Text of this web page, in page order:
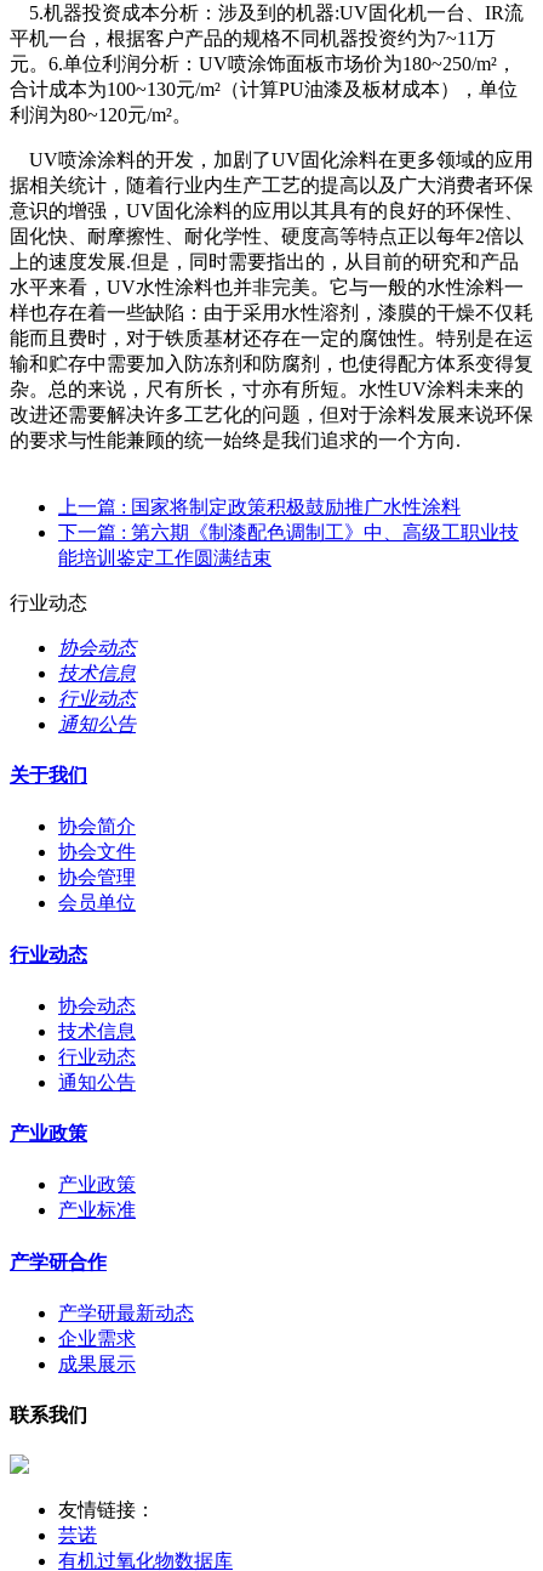
5.机器投资成本分析：涉及到的机器:UV固化机一台、IR流
平机一台，根据客户产品的规格不同机器投资约为7~11万
元。6.单位利润分析：UV喷涂饰面板市场价为180~250/m²，
合计成本为100~130元/m²（计算PU油漆及板材成本），单位
利润为80~120元/m²。
UV喷涂涂料的开发，加剧了UV固化涂料在更多领域的应用
据相关统计，随着行业内生产工艺的提高以及广大消费者环保
意识的增强，UV固化涂料的应用以其具有的良好的环保性、
固化快、耐摩擦性、耐化学性、硬度高等特点正以每年2倍以
上的速度发展.但是，同时需要指出的，从目前的研究和产品
水平来看，UV水性涂料也并非完美。它与一般的水性涂料一
样也存在着一些缺陷：由于采用水性溶剂，漆膜的干燥不仅耗
能而且费时，对于铁质基材还存在一定的腐蚀性。特别是在运
输和贮存中需要加入防冻剂和防腐剂，也使得配方体系变得复
杂。总的来说，尺有所长，寸亦有所短。水性UV涂料未来的
改进还需要解决许多工艺化的问题，但对于涂料发展来说环保
的要求与性能兼顾的统一始终是我们追求的一个方向.
上一篇 : 国家将制定政策积极鼓励推广水性涂料
下一篇 : 第六期《制漆配色调制工》中、高级工职业技
能培训鉴定工作圆满结束
行业动态
协会动态
技术信息
行业动态
通知公告
关于我们
协会简介
协会文件
协会管理
会员单位
行业动态
协会动态
技术信息
行业动态
通知公告
产业政策
产业政策
产业标准
产学研合作
产学研最新动态
企业需求
成果展示
联系我们
友情链接：
芸诺
有机过氧化物数据库